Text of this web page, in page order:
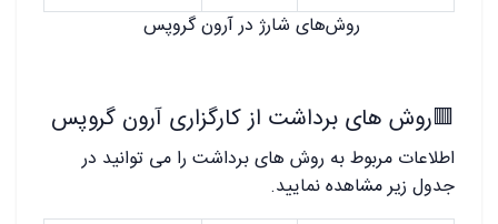
روش‌های شارژ در آرون گروپس
🟥روش های برداشت از کارگزاری آرون گروپس
اطلاعات مربوط به روش های برداشت را می توانید در
جدول زیر مشاهده نمایید.